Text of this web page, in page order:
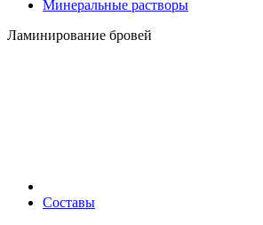
Минеральные растворы
Ламинирование бровей
Составы